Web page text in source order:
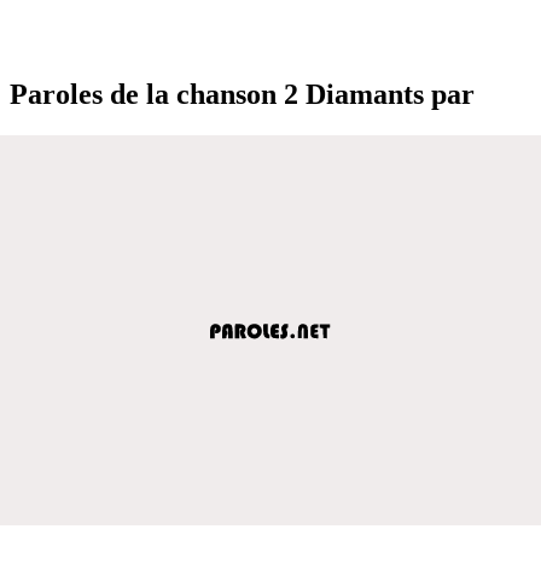
Paroles de la chanson 2 Diamants par